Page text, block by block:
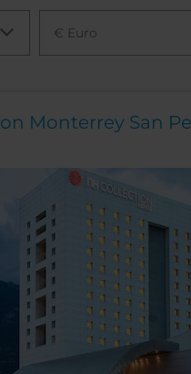
€ Euro
Monterrey San